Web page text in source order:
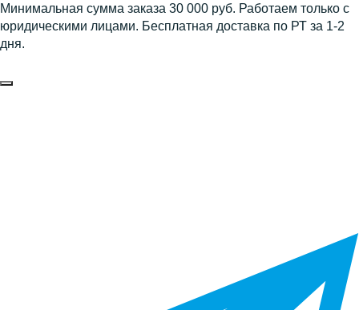
Минимальная сумма заказа 30 000 руб. Работаем только с
юридическими лицами. Бесплатная доставка по РТ за 1-2
дня.